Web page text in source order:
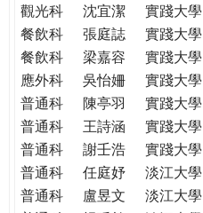
觀光科
沈宜潔 實踐大學
餐飲科
張庭誌 實踐大學
餐飲科
梁嘉容 實踐大學
應外科
吳怡姍 實踐大學
普通科
陳亭羽 實踐大學
普通科
王詩涵 實踐大學
普通科
謝壬浩 實踐大學
普通科
任庭妤 淡江大學
普通科
盧昱文 淡江大學